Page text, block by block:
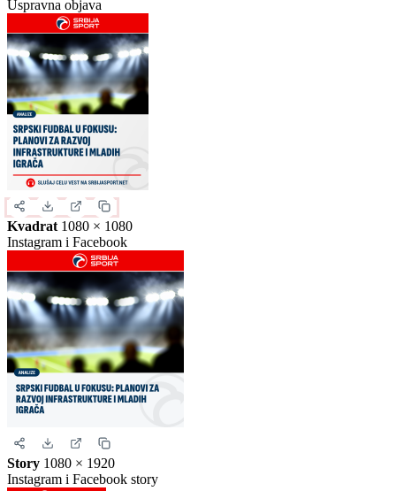
Slika za deljenje
Izaberite format slike.
Ovo je samo generički prikaz izgleda formata. Kliknite na željeni
format da biste generisali stvarnu sliku za ovu vest.
Instagram objava1080 × 1350
Uspravna objava
Kvadrat1080 × 1080